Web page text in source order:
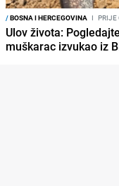
/BOSNA I HERCEGOVINA I PRIJE
Ulov života:
muškarac izvukao iz